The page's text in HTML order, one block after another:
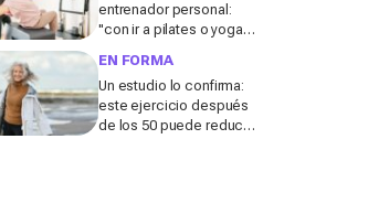
entrenador personal:
"con ir a pilates o yoga
necesitas hacer una
cosa más"
EN FORMA
Un estudio lo confirma:
este ejercicio después
de los 50 puede reducir